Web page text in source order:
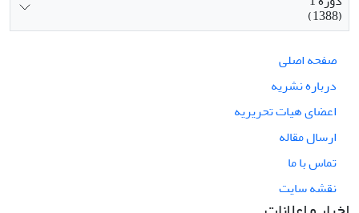
(1388)
صفحه اصلی
درباره نشریه
اعضای هیات تحریریه
ارسال مقاله
تماس با ما
نقشه سایت